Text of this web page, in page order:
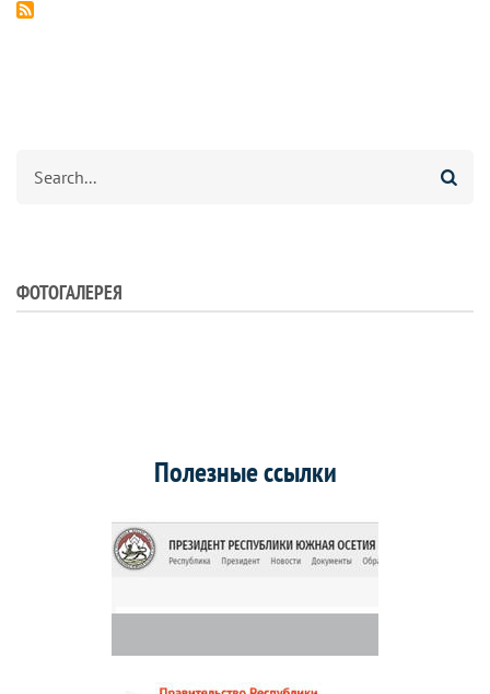
ФОТОГАЛЕРЕЯ
Полезные ссылки